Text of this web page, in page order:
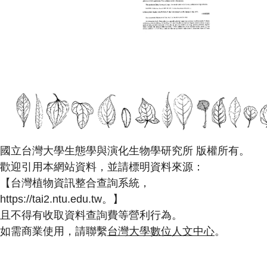
國立台灣大學生態學與演化生物學研究所 版權所有。
歡迎引用本網站資料，並請標明資料來源：
【台灣植物資訊整合查詢系統，
https://tai2.ntu.edu.tw。】
且不得有收取資料查詢費等營利行為。
如需商業使用，請聯繫台灣大學數位人文中心。